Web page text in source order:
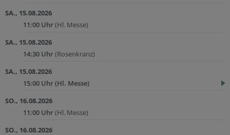
SA., 15.08.2026
11:00 Uhr(Hl. Messe)
SA., 15.08.2026
14:30 Uhr(Rosenkranz)
SA., 15.08.2026
15:00 Uhr(Hl. Messe)
SO., 16.08.2026
11:00 Uhr(Hl. Messe)
SO., 16.08.2026